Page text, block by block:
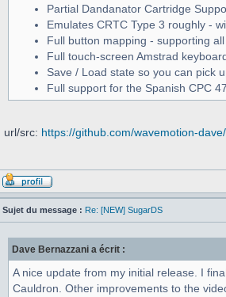
Partial Dandanator Cartridge
Emulates CRTC Type 3 roughly -
Full button mapping - supporting
Full touch-screen Amstrad
Save / Load state so you can pick
Full support for the Spanish CPC
url/src: https://github.com/wavemotion-
Sujet du message : Re: [NEW] SugarDS
Dave Bernazzani a écrit :
A nice update from my initial release. I
Cauldron. Other improvements to the